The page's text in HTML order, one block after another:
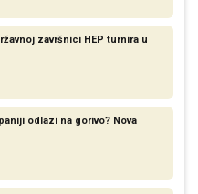
završnici HEP turnira u
odlazi na gorivo? Nova